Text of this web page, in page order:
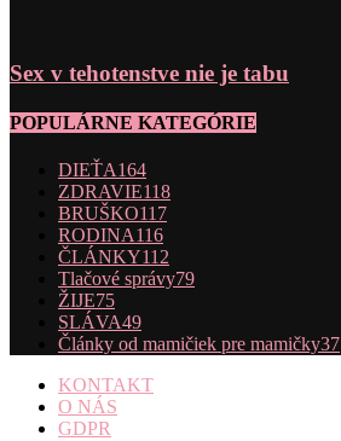
Sex v tehotenstve nie je tabu
POPULÁRNE KATEGÓRIE
DIEŤA164
ZDRAVIE118
BRUŠKO117
RODINA116
ČLÁNKY112
Tlačové správy79
ŽIJE75
SLÁVA49
Články od mamičiek pre mamičky37
KONTAKT
O NÁS
GDPR